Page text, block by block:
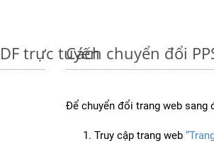
trực tuyếnCách chuyển đổi
Để chuyển đổi trang web sang
Truy cập trang web